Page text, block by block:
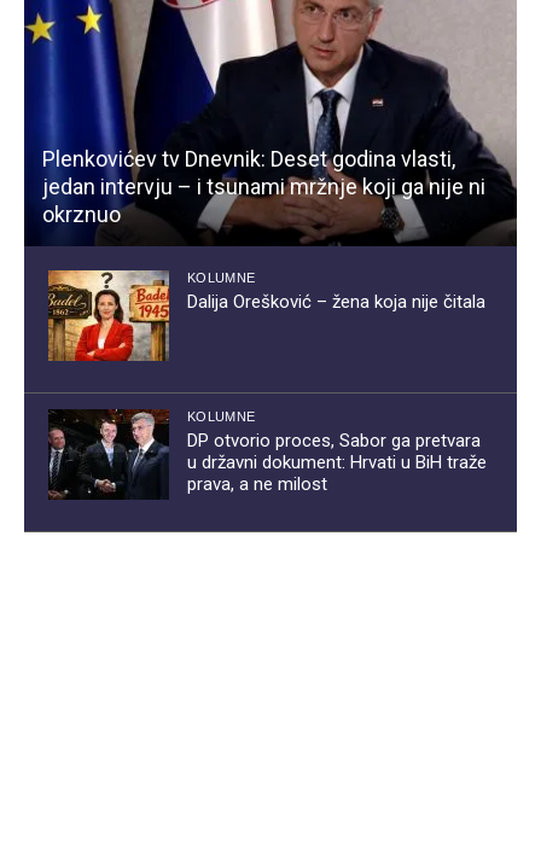
Plenkovićev tv Dnevnik: Deset godina vlasti,
jedan intervju – i tsunami mržnje koji ga nije ni
okrznuo
KOLUMNE
Dalija Orešković – žena koja nije čitala
KOLUMNE
DP otvorio proces, Sabor ga pretvara
u državni dokument: Hrvati u BiH traže
prava, a ne milost